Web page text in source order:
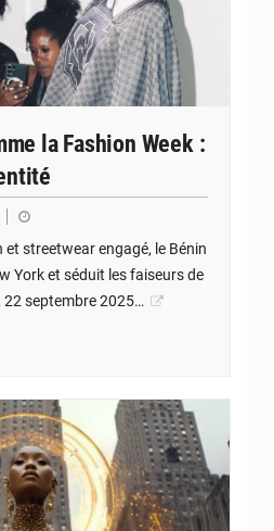
la Fashion Week :
streetwear engagé, le Bénin
York et séduit les faiseurs de
septembre 2025…